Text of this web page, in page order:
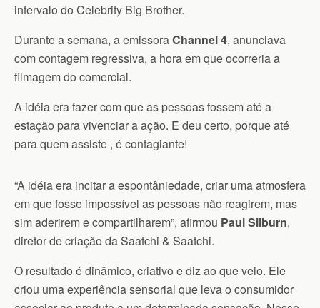
intervalo do Celebrity Big Brother.
Durante a semana, aemissoraChannel 4, anunciava
com contagem regressiva, a hora em que ocorreria a
filmagem do comercial.
A idéia era fazer com que as pessoas fossem até a
estação para vivenciar a ação. E deu certo, porque até
para quem assiste , é contagiante!
“A idéia era incitar aespontâniedade, criar uma atmosfera
em que fosse impossível as pessoas não reagirem, mas
sim aderirem e compartilharem”, afirmou Paul Silburn,
diretor de criação da Saatchi & Saatchi.
O resultado é dinâmico, criativo e diz ao que veio. Ele
criou uma experiência sensorial que leva o consumidor